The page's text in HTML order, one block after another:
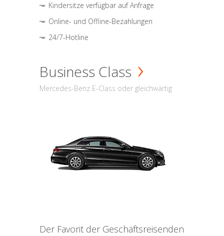
Kindersitze verfügbar auf Anfrage
Online- und Offline-Bezahlungen
24/7-Hotline
Business Class
Mercedes-Benz E-Class oder gleichwärtig
Der Favorit der Geschäftsreisenden